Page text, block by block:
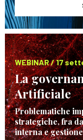
WEBINAR / 17
La
Artificiale
Problematiche
strategiche, fra
interna e